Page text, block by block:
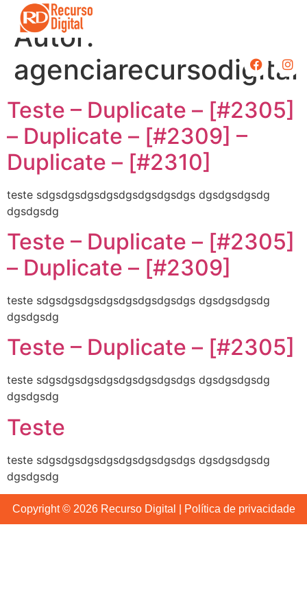
Autor:
agenciarecursodigital
Teste – Duplicate – [#2305]
– Duplicate – [#2309] –
Duplicate – [#2310]
teste sdgsdgsdgsdgsdgsdgsdgsdgs dgsdgsdgsdg
dgsdgsdg
Teste – Duplicate – [#2305]
– Duplicate – [#2309]
teste sdgsdgsdgsdgsdgsdgsdgsdgs dgsdgsdgsdg
dgsdgsdg
Teste – Duplicate – [#2305]
teste sdgsdgsdgsdgsdgsdgsdgsdgs dgsdgsdgsdg
dgsdgsdg
Teste
teste sdgsdgsdgsdgsdgsdgsdgsdgs dgsdgsdgsdg
dgsdgsdg
Copyright © 2026 Recurso Digital | Política de privacidade